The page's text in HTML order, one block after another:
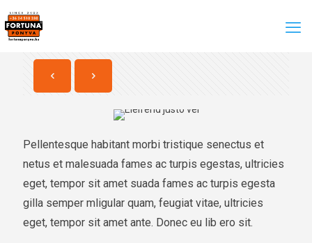
Pellentesque habitant morbi tristique senectus et
netus et malesuada fames ac turpis egestas, ultricies
eget, tempor sit amet suada fames ac turpis egesta
gilla semper mligular quam, feugiat vitae, ultricies
eget, tempor sit amet ante. Donec eu lib ero sit.